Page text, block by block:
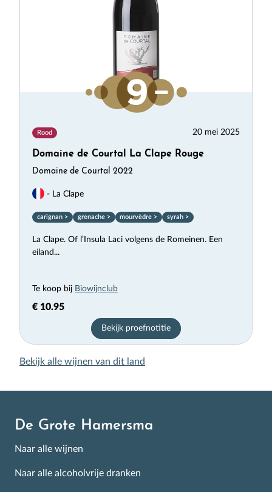
Rood 20 mei 2025
Domaine de Courtal La Clape Rouge
Domaine de Courtal 2022
- La Clape
carignan > grenache > mourvèdre > syrah >
La Clape. Of l’Insula Laci volgens de Romeinen. Een
eiland...
Te koop bij Biowijnclub
€ 10.95
Bekijk proefnotitie
Bekijk alle wijnen van dit land
De Grote Hamersma
Naar alle wijnen
Naar alle alcoholvrije dranken